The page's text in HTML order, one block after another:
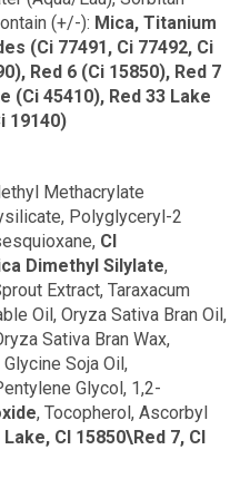
(+/-): Mica, Titanium
(Ci 77491, Ci 77492, Ci
Red 6 (Ci 15850), Red 7
(Ci 45410), Red 33 Lake
19140)
Methacrylate
Polyglyceryl-2
CI
Dimethyl Silylate,
Extract, Taraxacum
Oil, Oryza Sativa Bran Oil,
Sativa Bran Wax,
Soja Oil,
Glycol, 1,2-
, Tocopherol, Ascorbyl
CI 15850\Red 7, CI